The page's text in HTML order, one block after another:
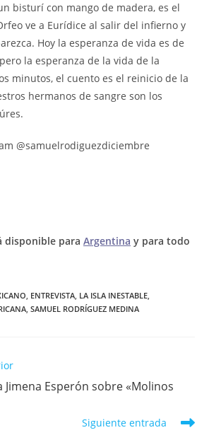
bisturí con mango de madera, es el
ve a Eurídice al salir del infierno y
Hoy la esperanza de vida es de
la esperanza de la vida de la
minutos, el cuento es el reinicio de la
hermanos de sangre son los
@samuelrodiguezdiciembre
disponible para Argentina y para todo
, ENTREVISTA, LA ISLA INESTABLE,
, SAMUEL RODRÍGUEZ MEDINA
Jimena Esperón sobre «Molinos
Siguiente entrada